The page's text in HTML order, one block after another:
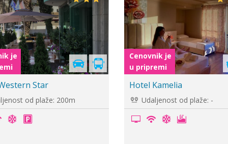
Cenovnik je
u pripremi
Hotel Horizont
Udaljenost od plaže: 150m
Cenovnik je
u pripremi
Hotel Edart
Udaljenost od